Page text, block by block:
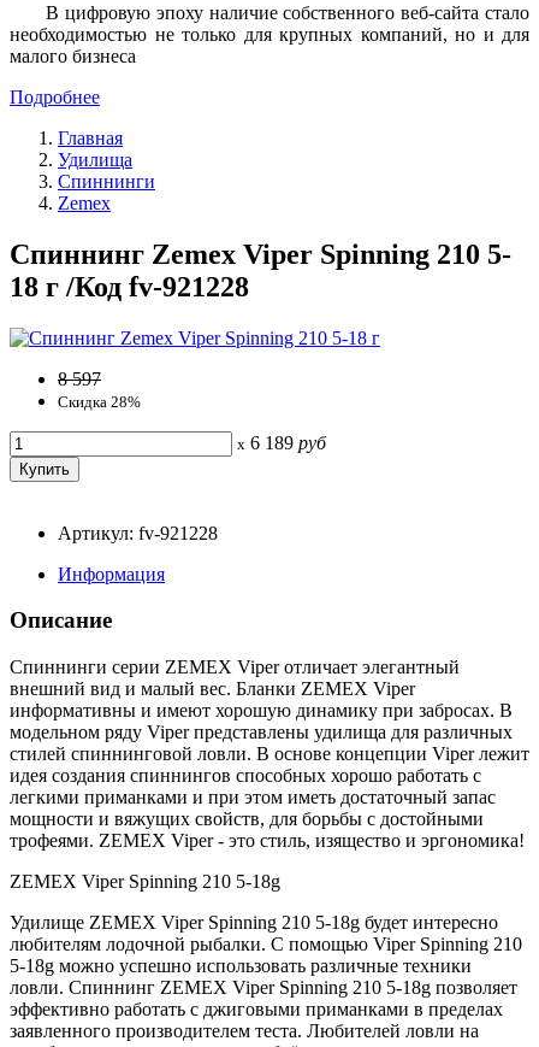
В цифровую эпоху наличие собственного веб-сайта стало
необходимостью не только для крупных компаний, но и для
малого бизнеса
Подробнее
Главная
Удилища
Спиннинги
Zemex
Спиннинг Zemex Viper Spinning 210 5-
18 г /Код fv-921228
8 597
Скидка 28%
x 6 189 руб
Артикул: fv-921228
Информация
Описание
Спиннинги серии ZEMEX Viper отличает элегантный
внешний вид и малый вес. Бланки ZEMEX Viper
информативны и имеют хорошую динамику при забросах. В
модельном ряду Viper представлены удилища для различных
стилей спиннинговой ловли. В основе концепции Viper лежит
идея создания спиннингов способных хорошо работать с
легкими приманками и при этом иметь достаточный запас
мощности и вяжущих свойств, для борьбы с достойными
трофеями. ZEMEX Viper - это стиль, изящество и эргономика!
ZEMEX Viper Spinning 210 5-18g
Удилище ZEMEX Viper Spinning 210 5-18g будет интересно
любителям лодочной рыбалки. С помощью Viper Spinning 210
5-18g можно успешно использовать различные техники
ловли. Спиннинг ZEMEX Viper Spinning 210 5-18g позволяет
эффективно работать с джиговыми приманками в пределах
заявленного производителем теста. Любителей ловли на